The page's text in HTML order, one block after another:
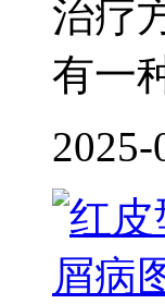
治疗
有一
2025-